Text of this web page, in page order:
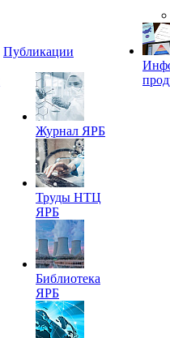
Публикации
Журнал ЯРБ
Труды НТЦ
ЯРБ
Библиотека
ЯРБ